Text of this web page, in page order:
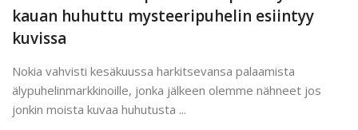
kauan huhuttu mysteeripuhelin esiintyy
kuvissa
Nokia vahvisti kesäkuussa harkitsevansa palaamista
älypuhelinmarkkinoille, jonka jälkeen olemme nähneet jos
jonkin moista kuvaa huhutusta ...